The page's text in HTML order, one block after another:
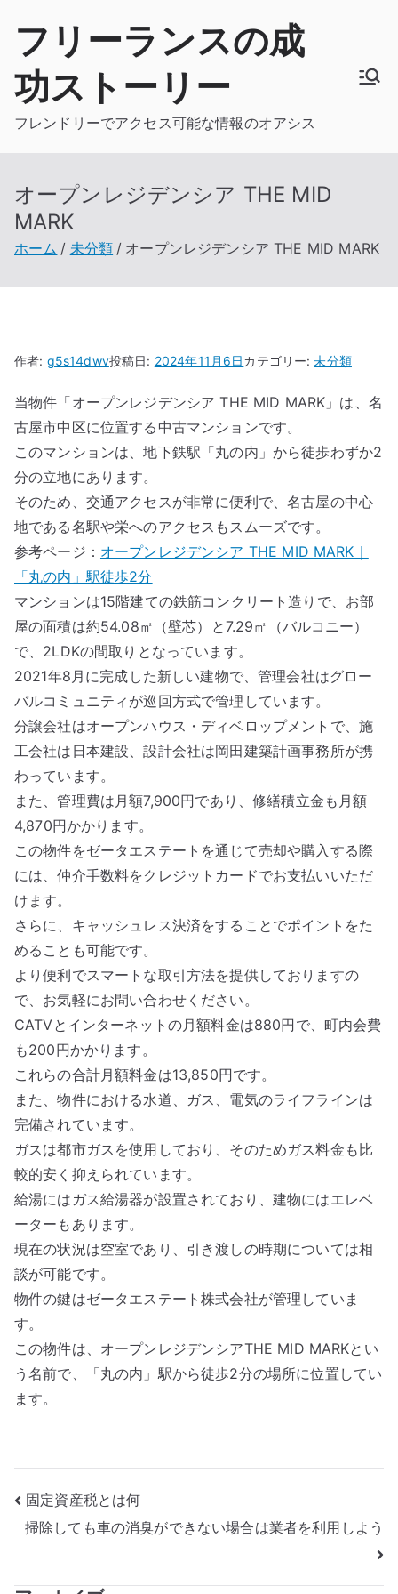
フリーランスの成
功ストーリー
フレンドリーでアクセス可能な情報のオアシス
オープンレジデンシア THE MID
MARK
ホーム 未分類 オープンレジデンシア THE MID MARK
作者: g5s14dwv投稿日: 2024年11月6日カテゴリー:未分類
当物件「オープンレジデンシア THE MID MARK」は、名
古屋市中区に位置する中古マンションです。
このマンションは、地下鉄駅「丸の内」から徒歩わずか2
分の立地にあります。
そのため、交通アクセスが非常に便利で、名古屋の中心
地である名駅や栄へのアクセスもスムーズです。
参考ページ： オープンレジデンシア THE MID MARK｜
「丸の内」駅徒歩2分
マンションは15階建ての鉄筋コンクリート造りで、お部
屋の面積は約54.08㎡（壁芯）と7.29㎡（バルコニー）
で、2LDKの間取りとなっています。
2021年8月に完成した新しい建物で、管理会社はグロー
バルコミュニティが巡回方式で管理しています。
分譲会社はオープンハウス・ディベロップメントで、施
工会社は日本建設、設計会社は岡田建築計画事務所が携
わっています。
また、管理費は月額7,900円であり、修繕積立金も月額
4,870円かかります。
この物件をゼータエステートを通じて売却や購入する際
には、仲介手数料をクレジットカードでお支払いいただ
けます。
さらに、キャッシュレス決済をすることでポイントをた
めることも可能です。
より便利でスマートな取引方法を提供しておりますの
で、お気軽にお問い合わせください。
CATVとインターネットの月額料金は880円で、町内会費
も200円かかります。
これらの合計月額料金は13,850円です。
また、物件における水道、ガス、電気のライフラインは
完備されています。
ガスは都市ガスを使用しており、そのためガス料金も比
較的安く抑えられています。
給湯にはガス給湯器が設置されており、建物にはエレベ
ーターもあります。
現在の状況は空室であり、引き渡しの時期については相
談が可能です。
物件の鍵はゼータエステート株式会社が管理していま
す。
この物件は、オープンレジデンシアTHE MID MARKとい
う名前で、「丸の内」駅から徒歩2分の場所に位置してい
ます。
投
稿
ナ
固定資産税とは何
掃除しても車の消臭ができない場合は業者を利用しよう